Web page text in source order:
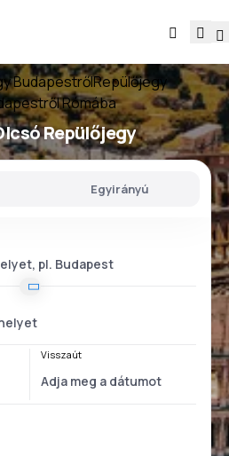
BudapestrőlRepülőjegy
Rómába
Repülőjegy
Egyirányú
Visszaút